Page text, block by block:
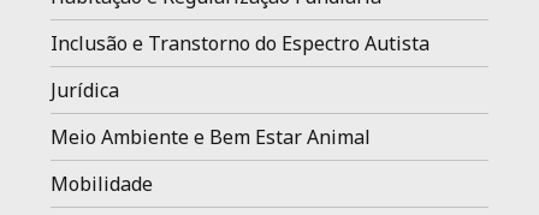
Inclusão e Transtorno do Espectro Autista
Jurídica
Meio Ambiente e Bem Estar Animal
Mobilidade